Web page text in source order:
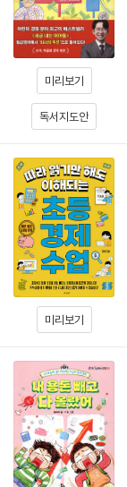
미리보기
독서지도안
미리보기